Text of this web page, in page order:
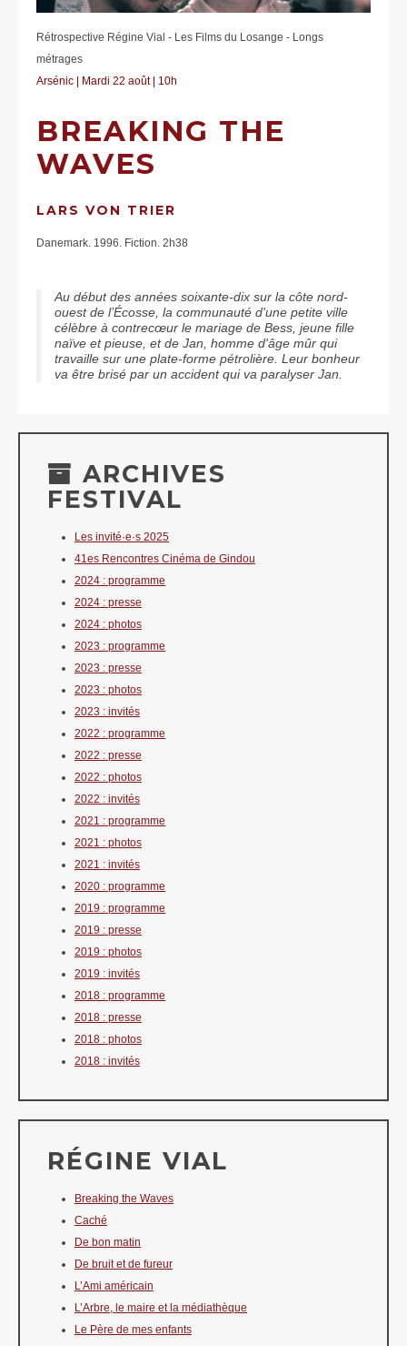
Rétrospective Régine Vial - Les Films du Losange - Longs
métrages
Arsénic | Mardi 22 août | 10h
BREAKING THE
WAVES
LARS VON TRIER
Danemark. 1996. Fiction. 2h38
Au début des années soixante-dix sur la côte nord-
ouest de l’Écosse, la communauté d'une petite ville
célèbre à contrecœur le mariage de Bess, jeune fille
naïve et pieuse, et de Jan, homme d'âge mûr qui
travaille sur une plate-forme pétrolière. Leur bonheur
va être brisé par un accident qui va paralyser Jan.
ARCHIVES
FESTIVAL
Les invité·e·s 2025
41es Rencontres Cinéma de Gindou
2024 : programme
2024 : presse
2024 : photos
2023 : programme
2023 : presse
2023 : photos
2023 : invités
2022 : programme
2022 : presse
2022 : photos
2022 : invités
2021 : programme
2021 : photos
2021 : invités
2020 : programme
2019 : programme
2019 : presse
2019 : photos
2019 : invités
2018 : programme
2018 : presse
2018 : photos
2018 : invités
RÉGINE VIAL
Breaking the Waves
Caché
De bon matin
De bruit et de fureur
L’Ami américain
L’Arbre, le maire et la médiathèque
Le Père de mes enfants